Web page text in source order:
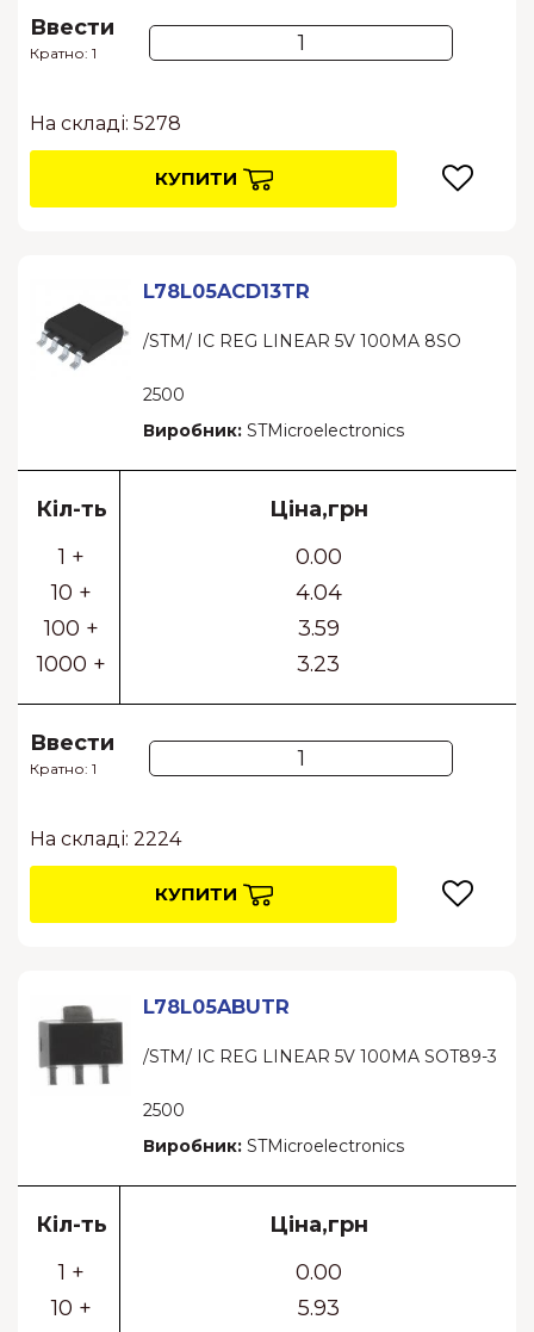
Ввести
Кратно: 1
На складі: 5278
КУПИТИ
L78L05ACD13TR
/STM/ IC REG LINEAR 5V 100MA 8SO
2500
Виробник: STMicroelectronics
Кіл-ть
1 +
10 +
100 +
1000 +
Ціна,грн
0.00
4.04
3.59
3.23
Ввести
Кратно: 1
На складі: 2224
КУПИТИ
L78L05ABUTR
/STM/ IC REG LINEAR 5V 100MA SOT89-3
2500
Виробник: STMicroelectronics
Кіл-ть
1 +
10 +
Ціна,грн
0.00
5.93